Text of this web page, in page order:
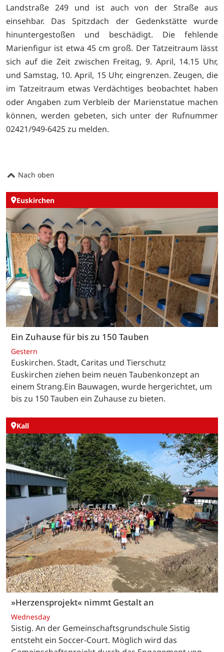
Landstraße 249 und ist auch von der Straße aus
einsehbar. Das Spitzdach der Gedenkstätte wurde
hinuntergestoßen und beschädigt. Die fehlende
Marienfigur ist etwa 45 cm groß. Der Tatzeitraum lässt
sich auf die Zeit zwischen Freitag, 9. April, 14.15 Uhr,
und Samstag, 10. April, 15 Uhr, eingrenzen. Zeugen, die
im Tatzeitraum etwas Verdächtiges beobachtet haben
oder Angaben zum Verbleib der Marienstatue machen
können, werden gebeten, sich unter der Rufnummer
02421/949-6425 zu melden.
Nach oben
Euskirchen
Ein Zuhause für bis zu 150 Tauben
Gestern
Euskirchen. Stadt, Caritas und Tierschutz
Euskirchen ziehen beim neuen Taubenkonzept an
einem Strang.Ein Bauwagen, wurde hergerichtet, um
bis zu 150 Tauben ein Zuhause zu bieten.
Kall
»Herzensprojekt« nimmt Gestalt an
Wednesday
Sistig. An der Gemeinschaftsgrundschule Sistig
entsteht ein Soccer-Court. Möglich wird das